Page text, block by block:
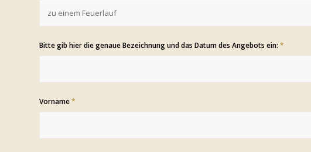
Bitte gib hier die genaue Bezeichnung und das Datum des Angebots ein: *
Vorname*